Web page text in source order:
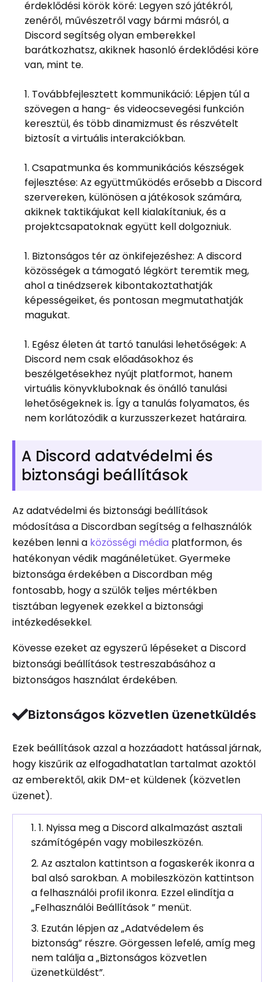
érdeklődési körök köré: Legyen szó játékról,
zenéről, művészetről vagy bármi másról, a
Discord segítség olyan emberekkel
barátkozhatsz, akiknek hasonló érdeklődési köre
van, mint te.
Továbbfejlesztett kommunikáció: Lépjen túl a
szövegen a hang- és videocsevegési funkción
keresztül, és több dinamizmust és részvételt
biztosít a virtuális interakciókban.
Csapatmunka és kommunikációs készségek
fejlesztése: Az együttműködés erősebb a Discord
szervereken, különösen a játékosok számára,
akiknek taktikájukat kell kialakítaniuk, és a
projektcsapatoknak együtt kell dolgozniuk.
Biztonságos tér az önkifejezéshez: A discord
közösségek a támogató légkört teremtik meg,
ahol a tinédzserek kibontakoztathatják
képességeiket, és pontosan megmutathatják
magukat.
Egész életen át tartó tanulási lehetőségek: A
Discord nem csak előadásokhoz és
beszélgetésekhez nyújt platformot, hanem
virtuális könyvkluboknak és önálló tanulási
lehetőségeknek is. Így a tanulás folyamatos, és
nem korlátozódik a kurzusszerkezet határaira.
A Discord adatvédelmi és
biztonsági beállítások
Az adatvédelmi és biztonsági beállítások
módosítása a Discordban segítség a felhasználók
kezében lenni a közösségi média platformon, és
hatékonyan védik magánéletüket. Gyermeke
biztonsága érdekében a Discordban még
fontosabb, hogy a szülők teljes mértékben
tisztában legyenek ezekkel a biztonsági
intézkedésekkel.
Kövesse ezeket az egyszerű lépéseket a Discord
biztonsági beállítások testreszabásához a
biztonságos használat érdekében.
Biztonságos közvetlen üzenetküldés
Ezek beállítások azzal a hozzáadott hatással járnak,
hogy kiszűrik az elfogadhatatlan tartalmat azoktól
az emberektől, akik DM-et küldenek (közvetlen
üzenet).
1. Nyissa meg a Discord alkalmazást asztali
számítógépén vagy mobileszközén.
Az asztalon kattintson a fogaskerék ikonra a
bal alsó sarokban. A mobileszközön kattintson
a felhasználói profil ikonra. Ezzel elindítja a
„Felhasználói Beállítások ” menüt.
Ezután lépjen az „Adatvédelem és
biztonság” részre. Görgessen lefelé, amíg meg
nem találja a „Biztonságos közvetlen
üzenetküldést”.